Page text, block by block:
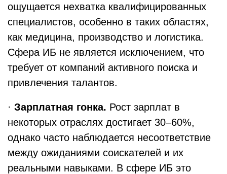
ощущается нехватка квалифицированных
специалистов, особенно в таких областях,
как медицина, производство и логистика.
Сфера ИБ не является исключением, что
требует от компаний активного поиска и
привлечения талантов.
· Зарплатная гонка. Рост зарплат в
некоторых отраслях достигает 30–60%,
однако часто наблюдается несоответствие
между ожиданиями соискателей и их
реальными навыками. В сфере ИБ это